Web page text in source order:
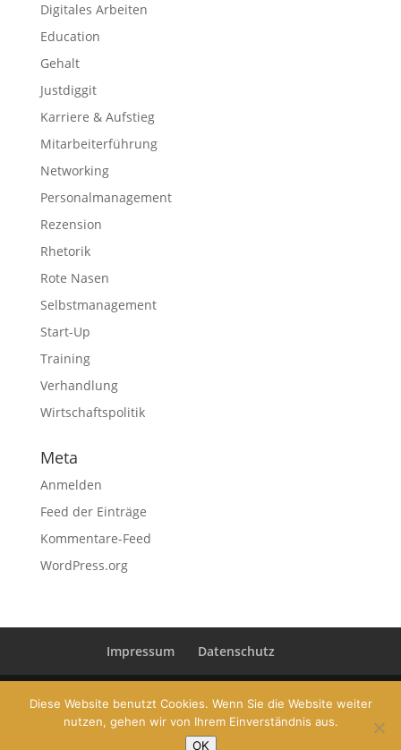
Digitales Arbeiten
Education
Gehalt
Justdiggit
Karriere & Aufstieg
Mitarbeiterführung
Networking
Personalmanagement
Rezension
Rhetorik
Rote Nasen
Selbstmanagement
Start-Up
Training
Verhandlung
Wirtschaftspolitik
Meta
Anmelden
Feed der Einträge
Kommentare-Feed
WordPress.org
Impressum Datenschutz
© 2019 Dr. Conrad Pramböck | Gehaltsberatung und
Diese Website benutzt Cookies. Wenn Sie die Website weiter
nutzen, gehen wir von Ihrem Einverständnis aus.
OK